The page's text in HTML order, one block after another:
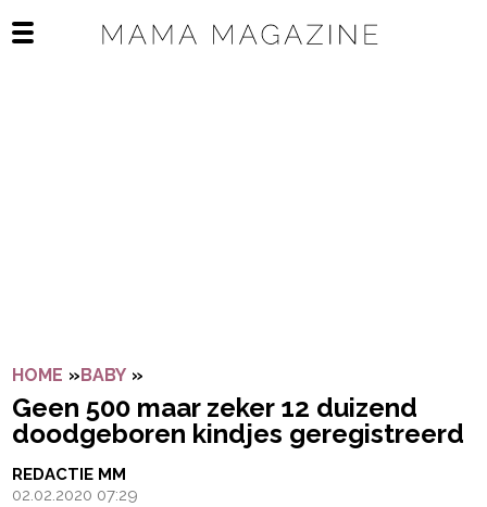
Open het mobiele menu
HOME »BABY »
Geen 500 maar zeker 12 duizend
doodgeboren kindjes geregistreerd
REDACTIE MM
02.02.2020 07:29